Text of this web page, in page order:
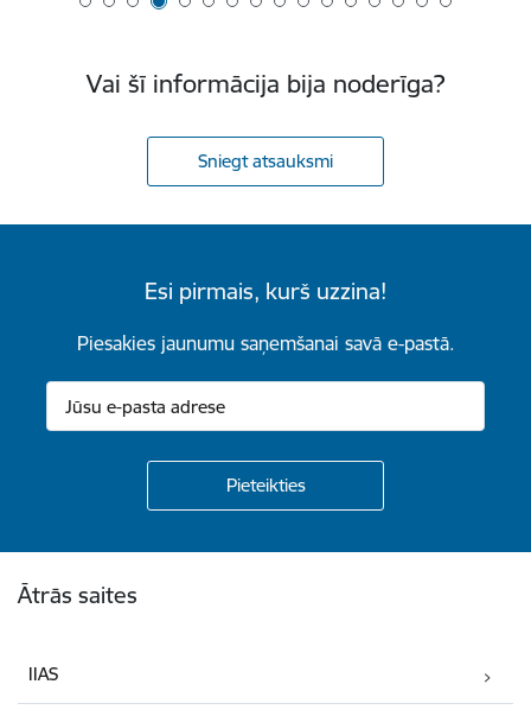
Vai šī informācija bija noderīga?
Sniegt atsauksmi
Esi pirmais, kurš uzzina!
Piesakies jaunumu saņemšanai savā e-pastā.
Ātrās saites
IIAS